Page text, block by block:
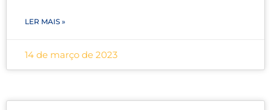
LER MAIS »
14 de março de 2023